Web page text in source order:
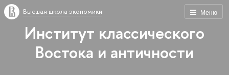
Меню
Высшая школа экономики
Институт классического
Востока и античности